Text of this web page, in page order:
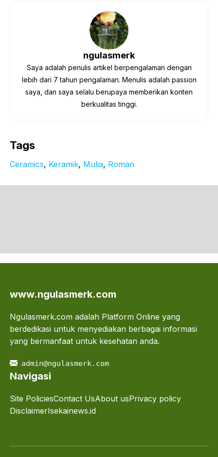
ngulasmerk
Saya adalah penulis artikel berpengalaman dengan
lebih dari 7 tahun pengalaman. Menulis adalah passion
saya, dan saya selalu berupaya memberikan konten
berkualitas tinggi.
Tags
Ceramics, Keramik, Mulia, Roman
www.ngulasmerk.com
Ngulasmerk.com adalah Platform Online yang
berdedikasi untuk menyediakan berbagai informasi
yang bermanfaat untuk kesehatan anda.
admin@ngulasmerk.com
Navigasi
Site PoliciesContact UsAbout usPrivacy policy
DisclaimerIsekainews.id